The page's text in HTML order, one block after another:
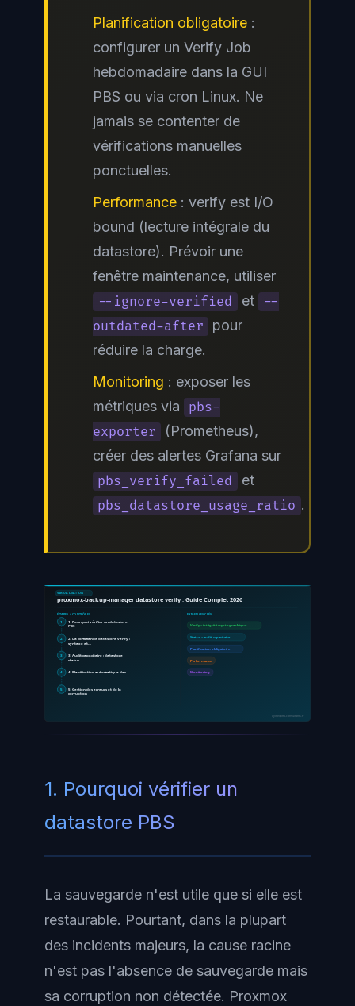
Planification obligatoire :
configurer un Verify Job
hebdomadaire dans la GUI
PBS ou via cron Linux. Ne
jamais se contenter de
vérifications manuelles
ponctuelles.
Performance : verify est I/O
bound (lecture intégrale du
datastore). Prévoir une
fenêtre maintenance, utiliser
--ignore-verified et
--
outdated-after
pour
réduire la charge.
Monitoring : exposer les
métriques via
pbs-
exporter
(Prometheus),
créer des alertes Grafana sur
pbs_verify_failed et
pbs_datastore_usage_ratio .
VIRTUALISATION
proxmox-backup-manager datastore verify : Guide Complet 2026
ÉTAPES / CONTRÔLES
1
1. Pourquoi vérifier un datastore
PBS
2 2. La commande datastore verify :
syntaxe et…
3
3. Audit capacitaire : datastore
status
4 4. Planification automatique des…
5
5. Gestion des erreurs et de la
corruption
EXIGENCES CLÉS
Verify = intégrité cryptographique
Status = audit capacitaire
Planification obligatoire
Performance
Monitoring
ayinedjimi-consultants.fr
1. Pourquoi vérifier un
datastore PBS
La sauvegarde n'est utile que si elle est
restaurable. Pourtant, dans la plupart
des incidents majeurs, la cause racine
n'est pas l'absence de sauvegarde mais
sa corruption non détectée. Proxmox